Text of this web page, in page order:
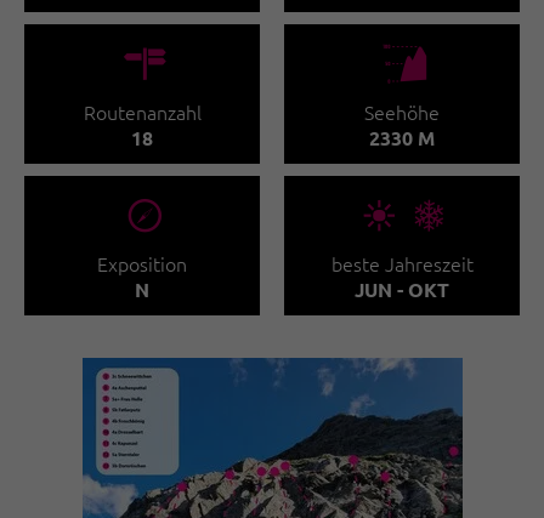
🍫
Routenanzahl
18
🞱
Seehöhe
2330 M
🞂
Exposition
N
🞀🖈
beste Jahreszeit
JUN - OKT